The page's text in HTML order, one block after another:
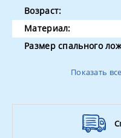
Возраст:
Материал:
Размер спального
Показать